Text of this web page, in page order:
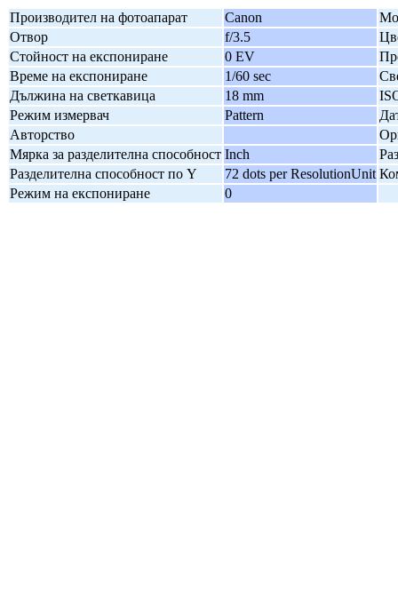
Производител на фотоапарат Canon
Отвор
f/3.5
Стойност на експониране
0 EV
Време на експониране
1/60 sec
Дължина на светкавица
18 mm
Режим измервач
Pattern
Авторство
Мярка за разделителна способност Inch
Разделителна способност по Y
72 dots per ResolutionUnit
Режим на експониране
0